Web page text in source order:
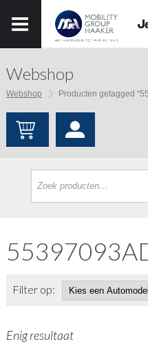
Webshop
Webshop Producten getagged
Filter op:
Enig resultaat